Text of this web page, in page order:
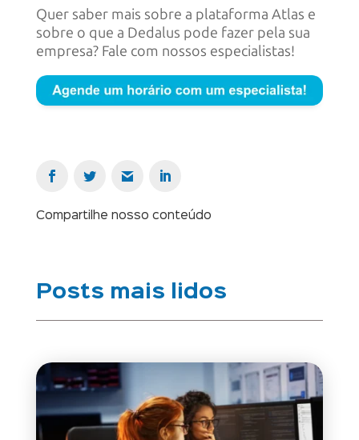
Quer saber mais sobre a plataforma Atlas e
sobre o que a Dedalus pode fazer pela sua
empresa? Fale com nossos especialistas!
Compartilhe nosso conteúdo
Posts mais lidos